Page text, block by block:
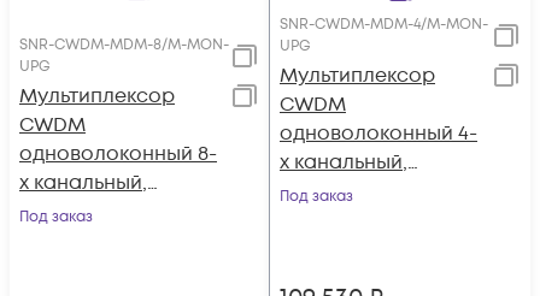
SNR-CWDM-MDM-8/M-MON-
UPG
Мультиплексор
CWDM
одноволоконный 8-
х канальный,
(trx:1610-1390, 1470-
Под заказ
SNR-CWDM-MDM-4/M-MON-
UPG
Мультиплексор
CWDM
одноволоконный 4-
х канальный,
(trx:1610-1550, 1470-
Под заказ